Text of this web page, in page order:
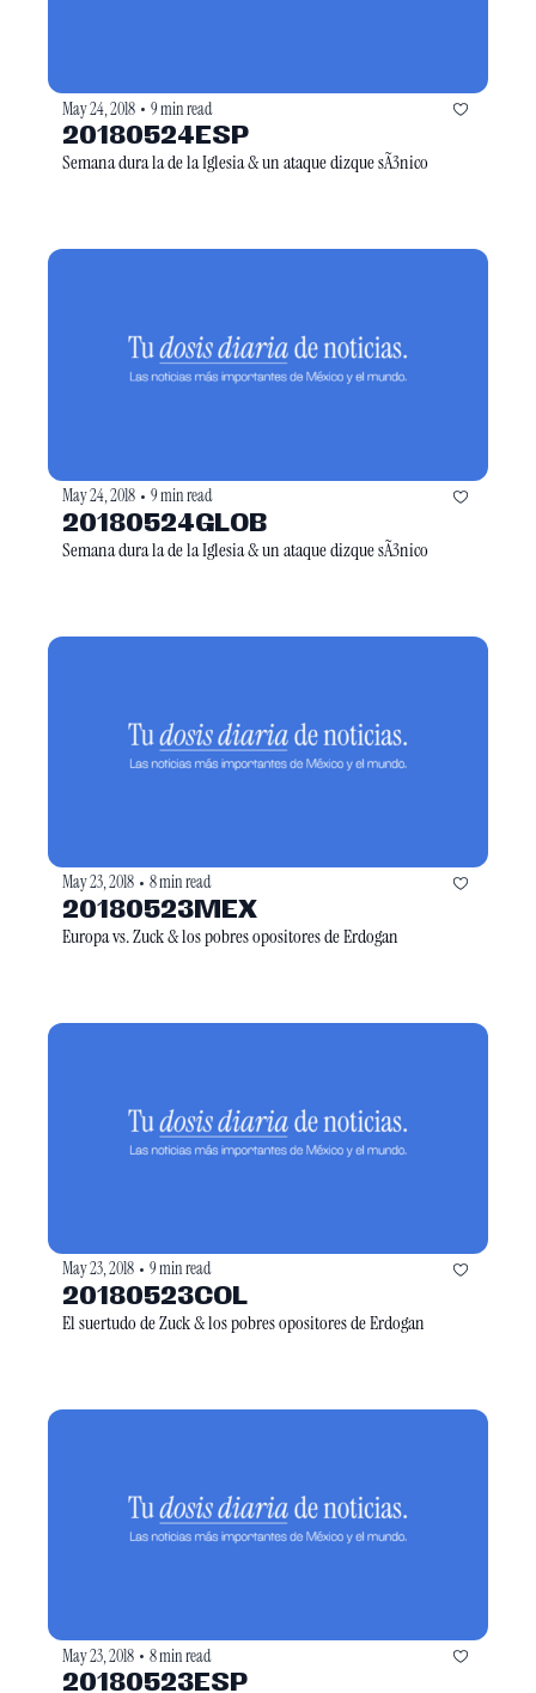
May 24, 2018 • 9 min read
20180524ESP
Semana dura la de la Iglesia & un ataque dizque sÃ3nico
May 24, 2018 • 9 min read
20180524GLOB
Semana dura la de la Iglesia & un ataque dizque sÃ3nico
May 23, 2018 • 8 min read
20180523MEX
Europa vs. Zuck & los pobres opositores de Erdogan
May 23, 2018 • 9 min read
20180523COL
El suertudo de Zuck & los pobres opositores de Erdogan
May 23, 2018 • 8 min read
20180523ESP